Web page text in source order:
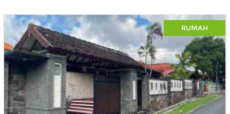
RUMAH